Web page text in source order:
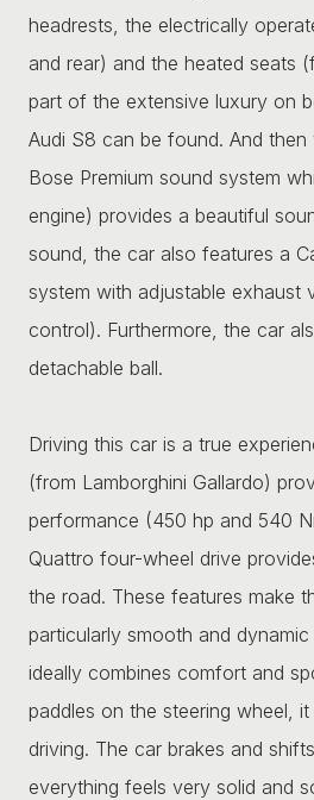
headrests, the electrically
and rear) and the heated seats
part of the extensive luxury on
Audi S8 can be found. And
Bose Premium sound system
engine) provides a beautiful
sound, the car also features a
system with adjustable exhaust
control). Furthermore, the car
detachable ball.
Driving this car is a true
(from Lamborghini Gallardo)
performance (450 hp and 540
Quattro four-wheel drive
the road. These features make
particularly smooth and
ideally combines comfort and
paddles on the steering wheel,
driving. The car brakes and
everything feels very solid and